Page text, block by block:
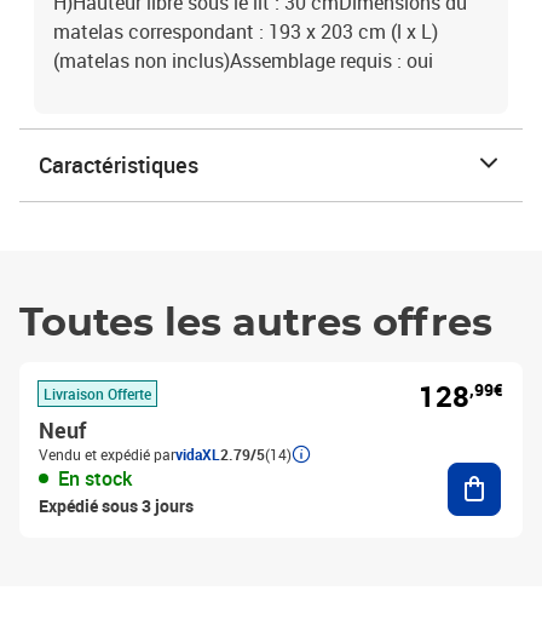
matelas correspondant : 193 x 203 cm (l x L)
(matelas non inclus)Assemblage requis : oui
Caractéristiques
Toutes les autres offres
Livraison Offerte
Neuf
Vendu et expédié parvidaXL 2.79/5(14)
En stock
Expédié sous 3 jours
128,99€